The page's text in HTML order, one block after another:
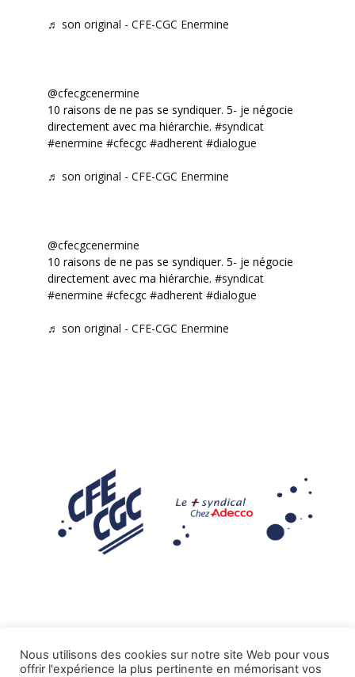
♬ son original - CFE-CGC Enermine
@cfecgcenermine
10 raisons de ne pas se syndiquer. 5- je négocie
directement avec ma hiérarchie. #syndicat
#enermine #cfecgc #adherent #dialogue
♬ son original - CFE-CGC Enermine
@cfecgcenermine
10 raisons de ne pas se syndiquer. 5- je négocie
directement avec ma hiérarchie. #syndicat
#enermine #cfecgc #adherent #dialogue
♬ son original - CFE-CGC Enermine
Nous utilisons des cookies sur notre site Web pour vous
offrir l'expérience la plus pertinente en mémorisant vos